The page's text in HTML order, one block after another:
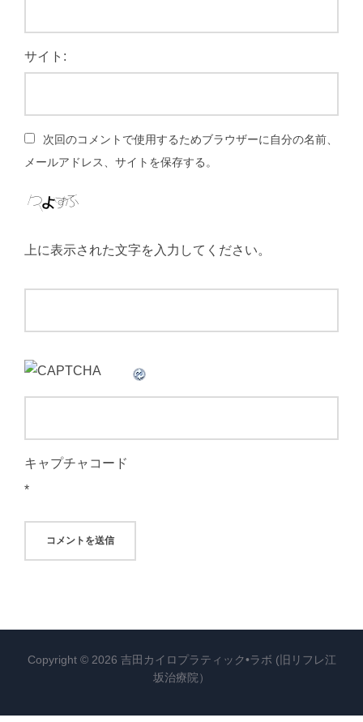
サイト:
次回のコメントで使用するためブラウザーに自分の名前、
メールアドレス、サイトを保存する。
上に表示された文字を入力してください。
キャプチャコード
*
Copyright © 2026 吉田カイロプラティック•ラボ (旧リフレ江
坂治療院）